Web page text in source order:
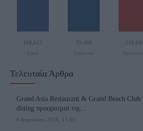
110,023 35,490
Τελευταία Άρθρα
Grand Asia Restaurant & Grand Beach
dining προορισμοί της...
6 Αυγούστου 2026, 11:05